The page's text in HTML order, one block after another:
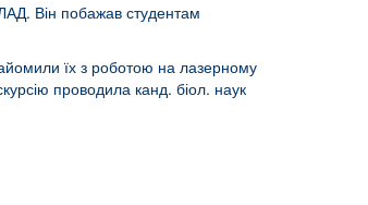
Він побажав студентам
їх з роботою на лазерному
проводила канд. біол. наук